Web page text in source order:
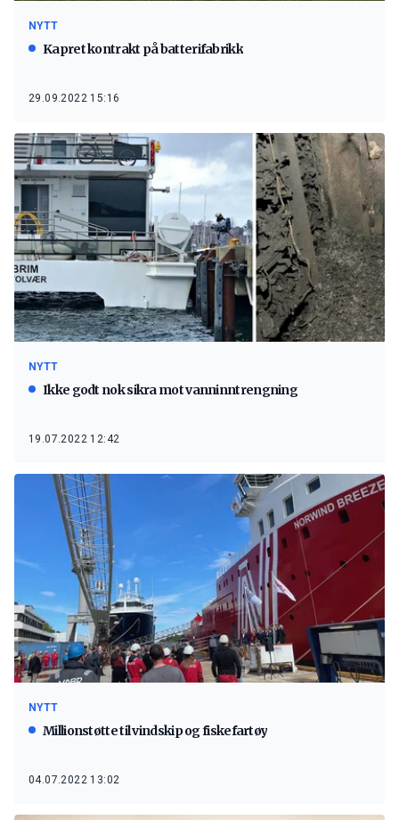
NYTT
Kapret kontrakt på batterifabrikk
29.09.2022 15:16
NYTT
Ikke godt nok sikra mot vanninntrengning
19.07.2022 12:42
NYTT
Millionstøtte til vindskip og fiskefartøy
04.07.2022 13:02